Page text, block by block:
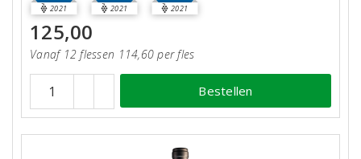
2021 2021 2021
125,00
Vanaf 12 flessen 114,60 per fles
Bestellen